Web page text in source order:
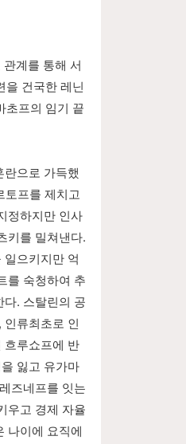
계를 통해 서
을 건국한 레닌
초프의 임기 끝
으로 가득했
토프를 제치고
정하지만 인사
키를 밀쳐낸다.
으키지만 억
를 숙청하여 추
. 스탈린의 공
류최초로 인
흐루쇼프에 반
잃고 유가마
즈네프를 잇는
우고 경제 자율
나이에 요직에